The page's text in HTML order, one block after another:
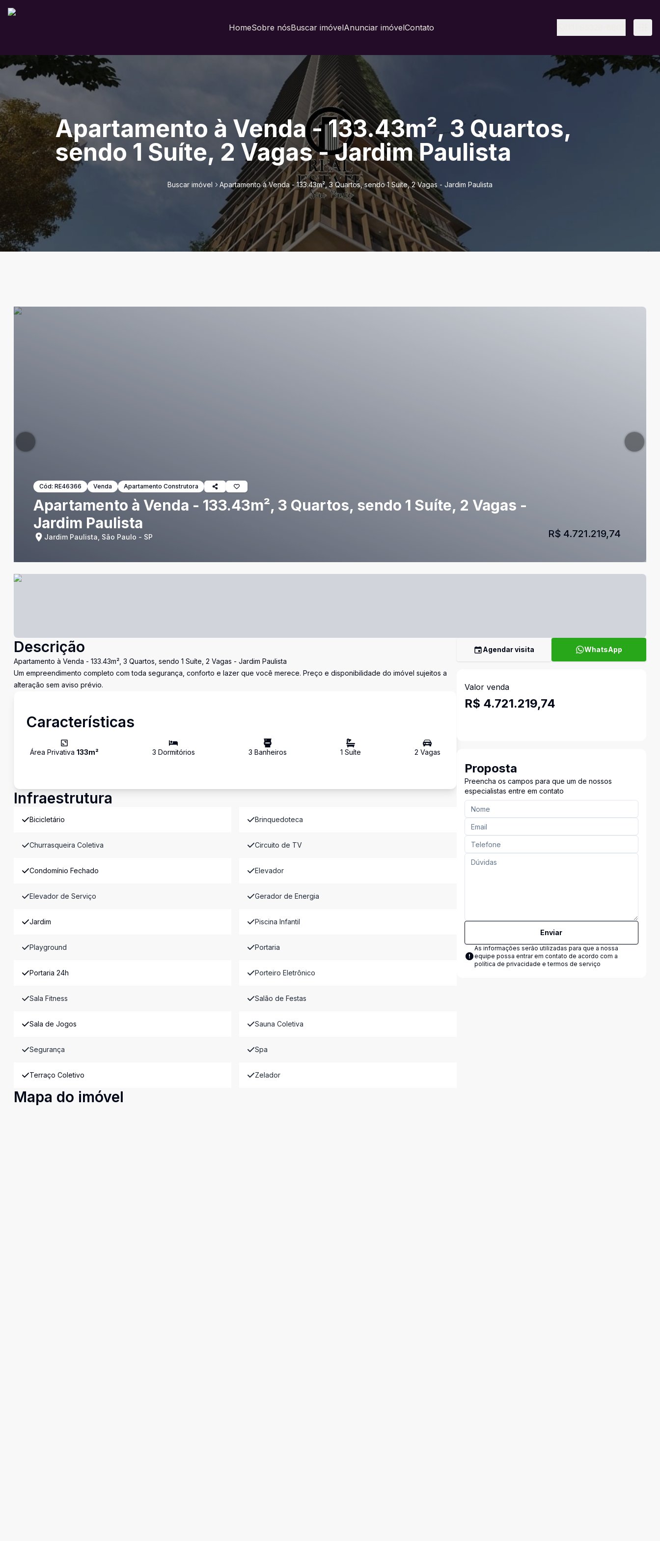
HomeSobre nósBuscar imóvelAnunciar imóvelContato
Apartamento à Venda - 133.43m², 3 Quartos,
sendo 1 Suíte, 2 Vagas - Jardim Paulista
Buscar imóvel Apartamento à Venda - 133.43m², 3 Quartos, sendo 1 Suíte, 2 Vagas - Jardim Paulista
Cód: RE46366 Venda Apartamento Construtora
Apartamento à Venda - 133.43m², 3 Quartos, sendo 1 Suíte, 2 Vagas -
Jardim Paulista
Jardim Paulista, São Paulo - SP R$ 4.721.219,74
Descrição
Apartamento à Venda - 133.43m², 3 Quartos, sendo 1 Suíte, 2 Vagas - Jardim Paulista
Um empreendimento completo com toda segurança, conforto e lazer que você merece. Preço e disponibilidade do imóvel sujeitos a
alteração sem aviso prévio.
Características
Área Privativa 133m² 3 Dormitórios 3 Banheiros 1 Suíte 2 Vagas
Infraestrutura
Bicicletário Brinquedoteca
Churrasqueira Coletiva Circuito de TV
Condomínio Fechado Elevador
Elevador de Serviço Gerador de Energia
Jardim Piscina Infantil
Playground Portaria
Portaria 24h Porteiro Eletrônico
Sala Fitness Salão de Festas
Sala de Jogos Sauna Coletiva
Segurança Spa
Terraço Coletivo Zelador
Mapa do imóvel
Agendar visita WhatsApp
Valor venda
R$ 4.721.219,74
Proposta
Preencha os campos para que um de nossos
especialistas entre em contato
Enviar
As informações serão utilizadas para que a nossa
equipe possa entrar em contato de acordo com a
política de privacidade e termos de serviço